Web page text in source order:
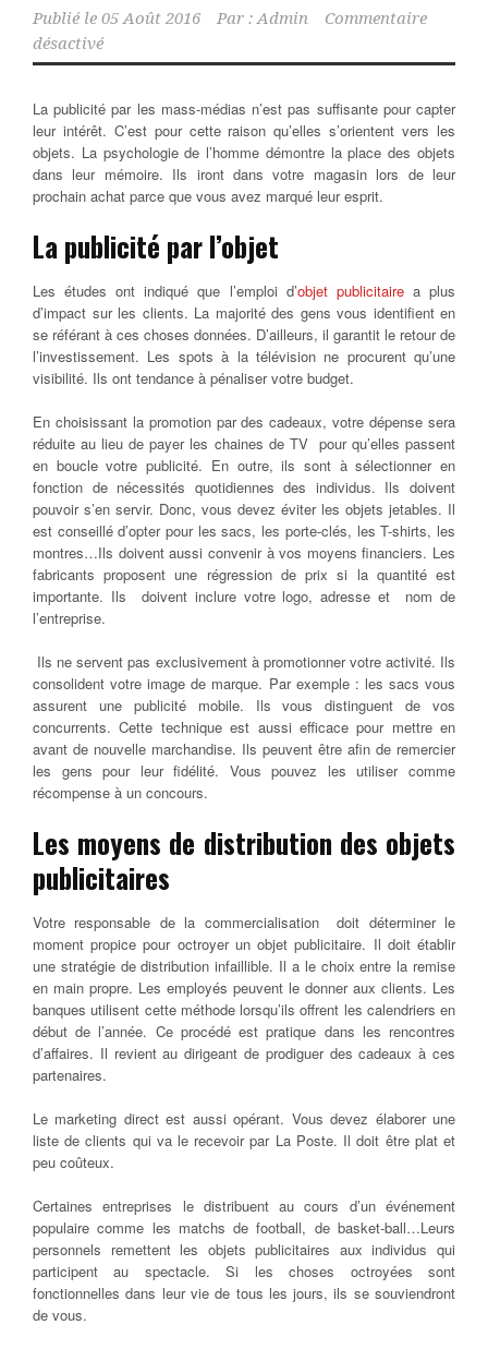
Publié le 05 Août 2016 Par : Admin
Commentaire
désactivé
La publicité par les mass-médias n’est pas suffisante pour capter
leur intérêt. C’est pour cette raison qu’elles s’orientent vers les
objets. La psychologie de l’homme démontre la place des objets
dans leur mémoire. Ils iront dans votre magasin lors de leur
prochain achat parce que vous avez marqué leur esprit.
La publicité par l’objet
Les études ont indiqué que l’emploi d’objet publicitairea plus
d’impact sur les clients. La majorité des gens vous identifient en
se référant à ces choses données. D’ailleurs, il garantit le retour de
l’investissement. Les spots à la télévision ne procurent qu’une
visibilité. Ils ont tendance à pénaliser votre budget.
En choisissant la promotion par des cadeaux, votre dépense sera
réduite au lieu de payer les chaines de TV pour qu’elles passent
en boucle votre publicité. En outre, ils sont à sélectionner en
fonction de nécessités quotidiennes des individus. Ils doivent
pouvoir s’en servir. Donc, vous devez éviter les objets jetables. Il
est conseillé d’opter pour les sacs, les porte-clés, les T-shirts, les
montres…Ils doivent aussi convenir à vos moyens financiers. Les
fabricants proposent une régression de prix si la quantité est
importante. Ils doivent inclure votre logo, adresse et nom de
l’entreprise.
Ils ne servent pas exclusivement à promotionner votre activité. Ils
consolident votre image de marque. Par exemple : les sacs vous
assurent une publicité mobile. Ils vous distinguent de vos
concurrents. Cette technique est aussi efficace pour mettre en
avant de nouvelle marchandise. Ils peuvent être afin de remercier
les gens pour leur fidélité. Vous pouvez les utiliser comme
récompense à un concours.
Les moyens de distribution des objets
publicitaires
Votre responsable de la commercialisation doit déterminer le
moment propice pour octroyer un objet publicitaire. Il doit établir
une stratégie de distribution infaillible. Il a le choix entre la remise
en main propre. Les employés peuvent le donner aux clients. Les
banques utilisent cette méthode lorsqu’ils offrent les calendriers en
début de l’année. Ce procédé est pratique dans les rencontres
d’affaires. Il revient au dirigeant de prodiguer des cadeaux à ces
partenaires.
Le marketing direct est aussi opérant. Vous devez élaborer une
liste de clients qui va le recevoir par La Poste. Il doit être plat et
peu coûteux.
Certaines entreprises le distribuent au cours d’un événement
populaire comme les matchs de football, de basket-ball…Leurs
personnels remettent les objets publicitaires aux individus qui
participent au spectacle. Si les choses octroyées sont
fonctionnelles dans leur vie de tous les jours, ils se souviendront
de vous.